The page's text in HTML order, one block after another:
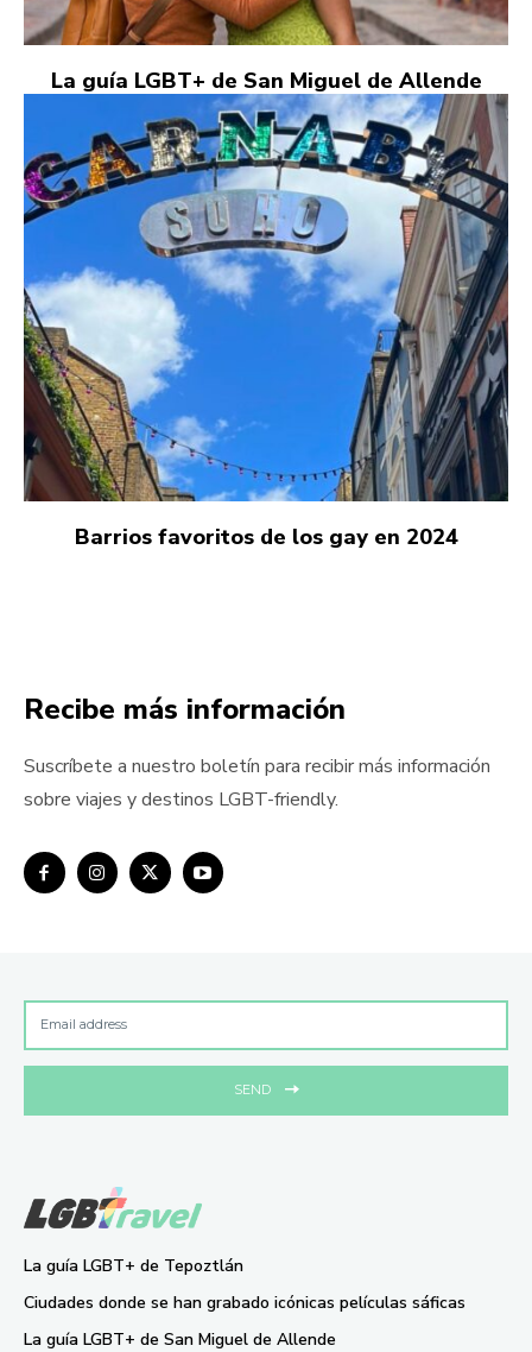
La guía LGBT+ de San Miguel de Allende
Barrios favoritos de los gay en 2024
Recibe más información
Suscríbete a nuestro boletín para recibir más información
sobre viajes y destinos LGBT-friendly.
SEND
La guía LGBT+ de Tepoztlán
Ciudades donde se han grabado icónicas películas sáficas
La guía LGBT+ de San Miguel de Allende